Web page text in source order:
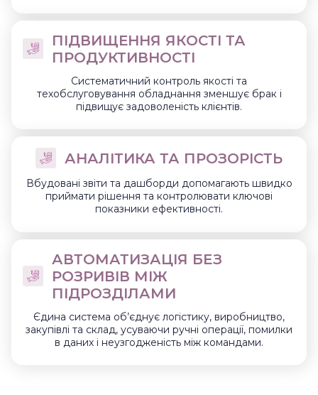
ПІДВИЩЕННЯ ЯКОСТІ ТА
ПРОДУКТИВНОСТІ
Систематичний контроль якості та
техобслуговування обладнання зменшує брак і
підвищує задоволеність клієнтів.
АНАЛІТИКА ТА ПРОЗОРІСТЬ
Вбудовані звіти та дашборди допомагають швидко
приймати рішення та контролювати ключові
показники ефективності.
АВТОМАТИЗАЦІЯ БЕЗ
РОЗРИВІВ МІЖ
ПІДРОЗДІЛАМИ
Єдина система об’єднує логістику, виробництво,
закупівлі та склад, усуваючи ручні операції, помилки
в даних і неузгодженість між командами.